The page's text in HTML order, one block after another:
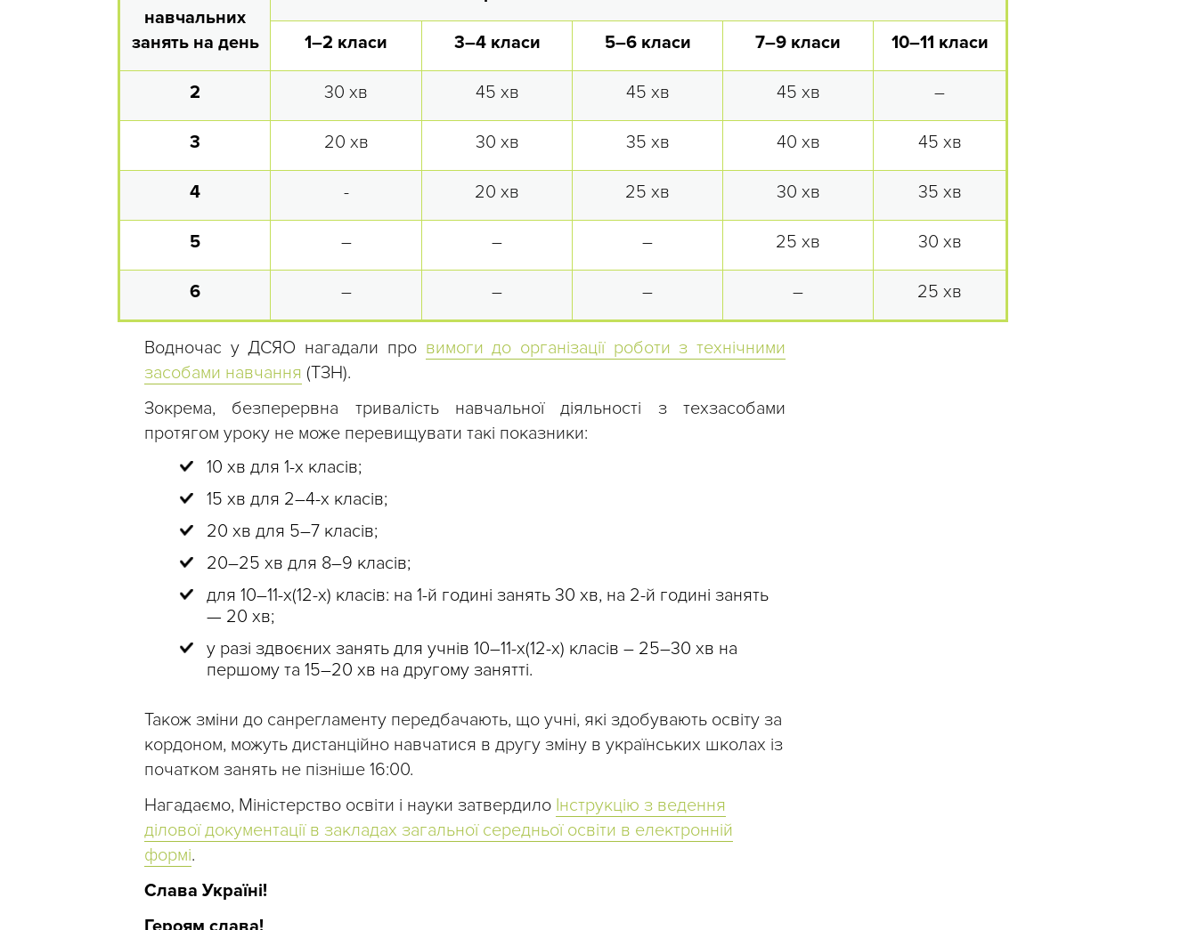
навчальних
занять на день
1–2 класи 3–4 класи 5–6 класи 7–9 класи 10–11 класи
2 30 хв 45 хв 45 хв 45 хв –
3 20 хв 30 хв 35 хв 40 хв 45 хв
4 ­- 20 хв 25 хв 30 хв 35 хв
5 – – – 25 хв 30 хв
6 – – – – 25 хв
Водночас у ДСЯО нагадали про вимоги до організації роботи з технічними
засобами навчання (ТЗН).
Зокрема, безперервна тривалість навчальної діяльності з техзасобами
протягом уроку не може перевищувати такі показники:
10 хв для 1-х класів;
15 хв для 2–4-х класів;
20 хв для 5–7 класів;
20–25 хв для 8–9 класів;
для 10–11-х(12-х) класів: на 1-й годині занять 30 хв, на 2-й годині занять
— 20 хв;
у разі здвоєних занять для учнів 10–11-х(12-х) класів – 25–30 хв на
першому та 15–20 хв на другому занятті.
Також зміни до санрегламенту передбачають, що учні, які здобувають освіту за
кордоном, можуть дистанційно навчатися в другу зміну в українських школах із
початком занять не пізніше 16:00.
Нагадаємо, Міністерство освіти і науки затвердило Інструкцію з ведення
ділової документації в закладах загальної середньої освіти в електронній
формі.
Слава Україні!